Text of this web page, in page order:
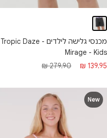
מכנסי גלישה לילדים - Tropic Daze
Mirage - Kids
מחיר
139.95 ₪
מחיר
279.90 ₪
New